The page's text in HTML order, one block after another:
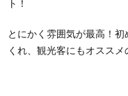
ト！
とにかく雰囲気が最高！
くれ、観光客にもオススメ